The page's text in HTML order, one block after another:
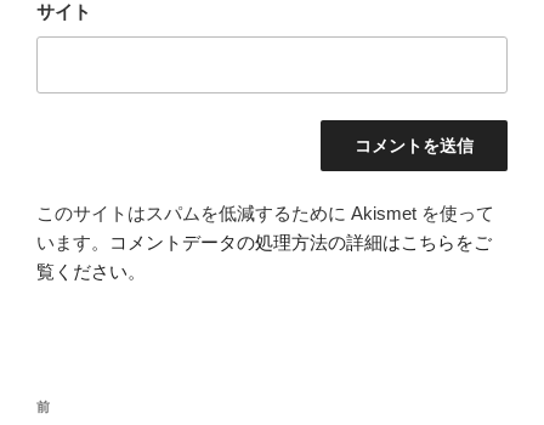
サイト
このサイトはスパムを低減するために Akismet を使って
います。
コメントデータの処理方法の詳細はこちらをご
覧ください。
投
前
前